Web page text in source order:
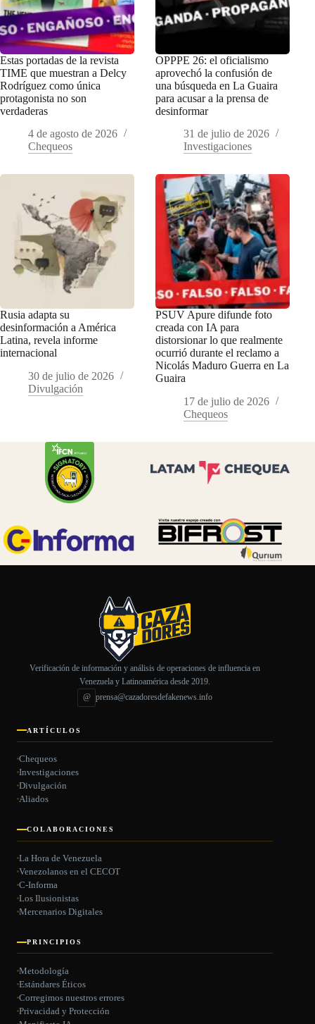
Estas portadas de la revista
TIME que muestran a Delcy
Rodríguez como única
protagonista no son
verdaderas
4 de agosto de 2026
Chequeos
OPPPE 26: el oficialismo
aprovechó la confusión de
una búsqueda en La Guaira
para acusar a la prensa de
desinformar
31 de julio de 2026
Investigaciones
Rusia adapta su
desinformación a América
Latina, revela informe
internacional
30 de julio de 2026
Divulgación
PSUV Apure difunde foto
creada con IA para
distorsionar lo que realmente
ocurrió durante el reclamo a
Nicolás Maduro Guerra en La
Guaira
17 de julio de 2026
Chequeos
Verificación de información y análisis de operaciones de influencia en
Venezuela y Latinoamérica desde 2019.
@ prensa@cazadoresdefakenews.info
ARTÍCULOS
Chequeos
Investigaciones
Divulgación
Aliados
COLABORACIONES
La Hora de Venezuela
Venezolanos en el CECOT
C-Informa
Los Ilusionistas
Mercenarios Digitales
PRINCIPIOS
Metodología
Estándares Éticos
Corregimos nuestros errores
Privacidad y Protección